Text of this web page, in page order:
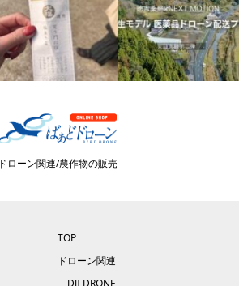
ドローン関連/農作物の販売
TOP
ドローン関連
DJI DRONE